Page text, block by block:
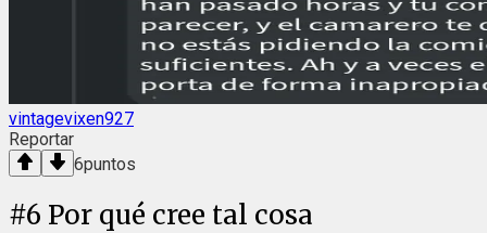
vintagevixen927
Reportar
6puntos
#6 Por qué cree tal cosa